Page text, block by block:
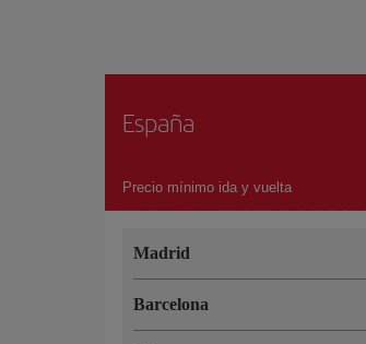
España
Precio mínimo ida y vuelta
Madrid
Barcelona